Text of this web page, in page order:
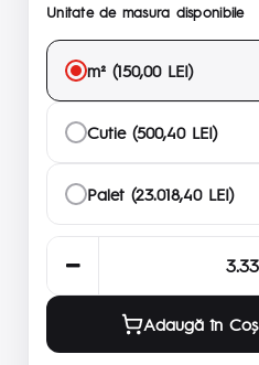
Unitate de masura disponibile
m² (150,00 LEI)
Cutie (500,40 LEI)
Palet (23.018,40 LEI)
Adaugă în Coş